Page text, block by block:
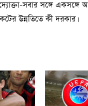
সবার সঙ্গে একসঙ্গে
উন্নতিতে কী দরকার।